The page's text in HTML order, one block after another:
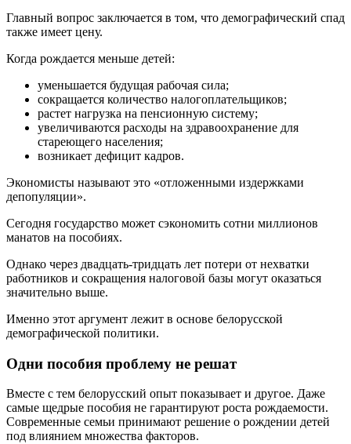
Главный вопрос заключается в том, что демографический спад
также имеет цену.
Когда рождается меньше детей:
уменьшается будущая рабочая сила;
сокращается количество налогоплательщиков;
растет нагрузка на пенсионную систему;
увеличиваются расходы на здравоохранение для
стареющего населения;
возникает дефицит кадров.
Экономисты называют это «отложенными издержками
депопуляции».
Сегодня государство может сэкономить сотни миллионов
манатов на пособиях.
Однако через двадцать-тридцать лет потери от нехватки
работников и сокращения налоговой базы могут оказаться
значительно выше.
Именно этот аргумент лежит в основе белорусской
демографической политики.
Одни пособия проблему не решат
Вместе с тем белорусский опыт показывает и другое. Даже
самые щедрые пособия не гарантируют роста рождаемости.
Современные семьи принимают решение о рождении детей
под влиянием множества факторов.